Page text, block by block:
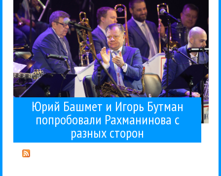
Юрий Башмет и Игорь Бутман
попробовали Рахманинова с
разных сторон
Юрий Башмет и Игорь
Бутман попробовали
Рахманинова с разных